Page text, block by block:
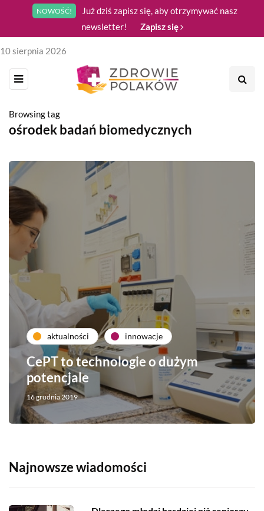
NOWOŚĆ!
Już dziś zapisz się, aby otrzymywać nasz
newsletter!
Zapisz się
10 sierpnia 2026
Browsing tag
ośrodek badań biomedycznych
aktualności innowacje
CePT to technologie o dużym
potencjale
16 grudnia 2019
Najnowsze wiadomości